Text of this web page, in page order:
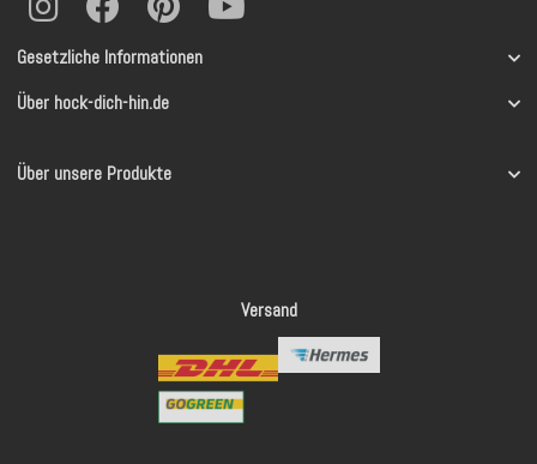
Gesetzliche Informationen
Über hock-dich-hin.de
Über unsere Produkte
Versand